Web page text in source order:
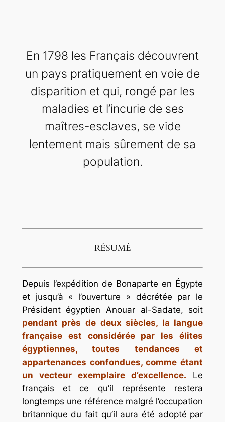
En 1798 les Français découvrent
un pays pratiquement en voie de
disparition et qui, rongé par les
maladies et l’incurie de ses
maîtres-esclaves, se vide
lentement mais sûrement de sa
population.
RÉSUMÉ
Depuis l’expédition de Bonaparte en Égypte
et jusqu’à « l’ouverture » décrétée par le
Président égyptien Anouar al-Sadate, soit
pendant près de deux siècles, la langue
française est considérée par les élites
égyptiennes, toutes tendances et
appartenances confondues, comme étant
un vecteur exemplaire d’excellence. Le
français et ce qu’il représente restera
longtemps une référence malgré l’occupation
britannique du fait qu’il aura été adopté par